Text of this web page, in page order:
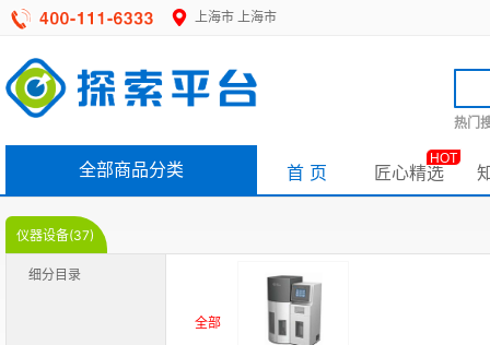
上海市 上海市
热门
全部商品分类 首 页 匠心精选
HOT
仪器设备(37)
细分目录
全部